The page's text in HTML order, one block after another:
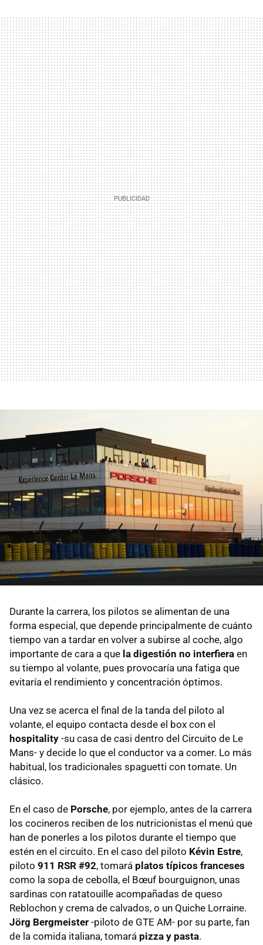
Durante la carrera, los pilotos se alimentan de una
forma especial, que depende principalmente de cuánto
tiempo van a tardar en volver a subirse al coche, algo
importante de cara a que la digestión no interfiera en
su tiempo al volante, pues provocaría una fatiga que
evitaría el rendimiento y concentración óptimos.
Una vez se acerca el final de la tanda del piloto al
volante, el equipo contacta desde el box con el
hospitality -su casa de casi dentro del Circuito de Le
Mans- y decide lo que el conductor va a comer. Lo más
habitual, los tradicionales spaguetti con tomate. Un
clásico.
En el caso de Porsche, por ejemplo, antes de la carrera
los cocineros reciben de los nutricionistas el menú que
han de ponerles a los pilotos durante el tiempo que
estén en el circuito. En el caso del piloto Kévin Estre,
piloto 911 RSR #92, tomará platos típicos franceses
como la sopa de cebolla, el Bœuf bourguignon, unas
sardinas con ratatouille acompañadas de queso
Reblochon y crema de calvados, o un Quiche Lorraine.
Jörg Bergmeister -piloto de GTE AM- por su parte, fan
de la comida italiana, tomará pizza y pasta.